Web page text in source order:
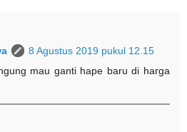
8 Agustus 2019 pukul 12.15
mau ganti hape baru di harga